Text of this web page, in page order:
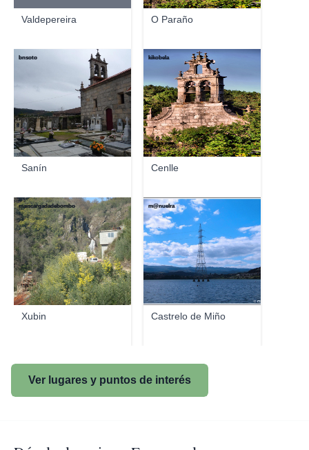
Valdepereira O Paraño
Sanín
bnsoto
Cenlle
kikobela
Xubin
maiscargadadebombo
Castrelo de Miño
m@nuelra
Ver lugares y puntos de interés